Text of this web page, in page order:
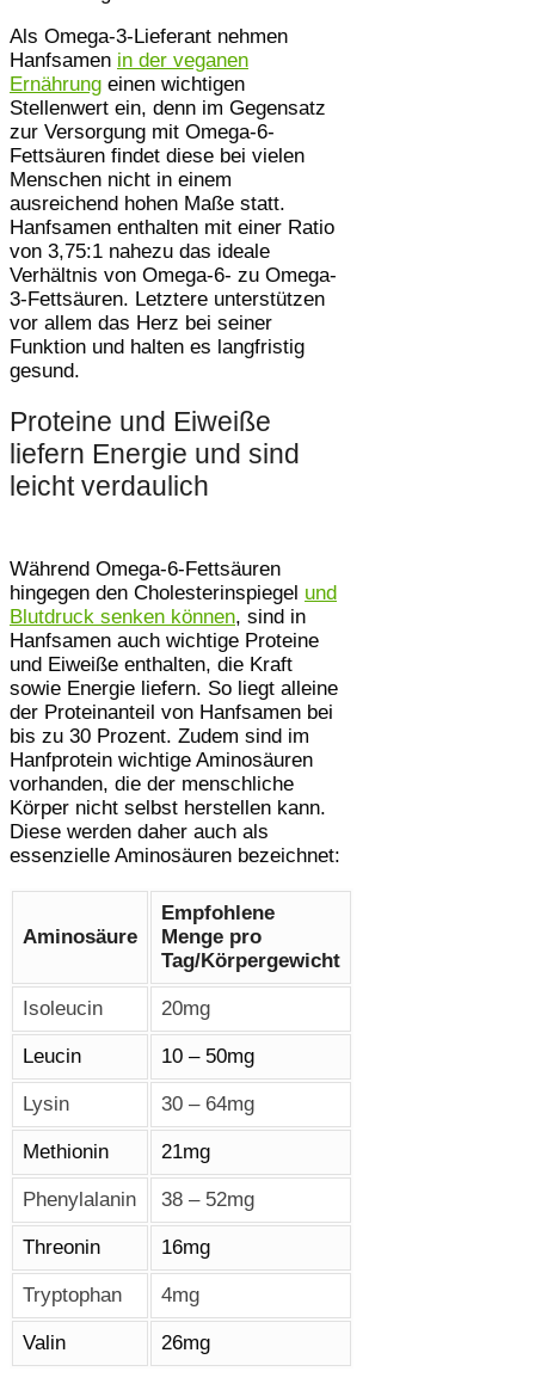
Als Omega-3-Lieferant nehmen
Hanfsamen in der veganen
Ernährung einen wichtigen
Stellenwert ein, denn im Gegensatz
zur Versorgung mit Omega-6-
Fettsäuren findet diese bei vielen
Menschen nicht in einem
ausreichend hohen Maße statt.
Hanfsamen enthalten mit einer Ratio
von 3,75:1 nahezu das ideale
Verhältnis von Omega-6- zu Omega-
3-Fettsäuren. Letztere unterstützen
vor allem das Herz bei seiner
Funktion und halten es langfristig
gesund.
Proteine und Eiweiße
liefern Energie und sind
leicht verdaulich
Während Omega-6-Fettsäuren
hingegen den Cholesterinspiegel und
Blutdruck senken können, sind in
Hanfsamen auch wichtige Proteine
und Eiweiße enthalten, die Kraft
sowie Energie liefern. So liegt alleine
der Proteinanteil von Hanfsamen bei
bis zu 30 Prozent. Zudem sind im
Hanfprotein wichtige Aminosäuren
vorhanden, die der menschliche
Körper nicht selbst herstellen kann.
Diese werden daher auch als
essenzielle Aminosäuren bezeichnet:
Aminosäure
Empfohlene
Menge pro
Tag/Körpergewicht
Isoleucin 20mg
Leucin 10 – 50mg
Lysin 30 – 64mg
Methionin 21mg
Phenylalanin 38 – 52mg
Threonin 16mg
Tryptophan 4mg
Valin 26mg